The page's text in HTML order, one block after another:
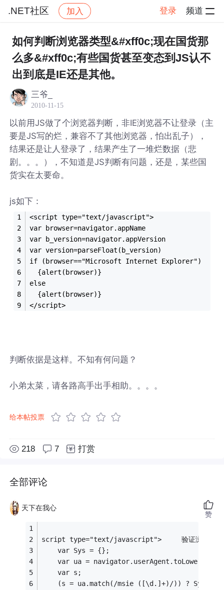
.NET社区 加入 登录 频道
社区 .NET社区 帖子详情
如何判断浏览器类型&#xff0c;现在国货那
么多&#xff0c;有些国货甚至变态到JS认不
出到底是IE还是其他。
三爷_
2010-11-15
以前用JS做了个浏览器判断，非IE浏览器不让登录（主
要是JS写的烂，兼容不了其他浏览器，怕出乱子），
结果还是让人登录了，结果产生了一堆烂数据（悲
剧。。。），不知道是JS判断有问题，还是，某些国
货实在太要命。
js如下：
<script type="text/javascript">
var browser=navigator.appName
var b_version=navigator.appVersion
var version=parseFloat(b_version)
if (browser=="Microsoft Internet Explorer")
  {alert(browser)}
else
  {alert(browser)}
</script>
判断依据是这样。不知有何问题？
小弟太菜，请各路高手出手相助。。。。
给本帖投票
218 7 打赏
全部评论
天下在我心
script type="text/javascript">     验证浏览器版
    var Sys = {};
var ua =
    var s;
(s = ua.match(/msie ([\d.]+)/)) ? Sys.ie
赞